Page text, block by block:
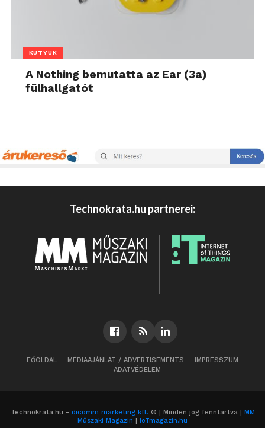
KÜTYÜK
A Nothing bemutatta az Ear (3a)
fülhallgatót
Technokrata.hu partnerei:
FŐOLDAL MÉDIAAJÁNLAT / ADVERTISEMENTS
IMPRESSZUM
ADATVÉDELEM
Technokrata.hu - dicomm marketing kft. © | Minden jog fenntartva |
MM
Műszaki Magazin
IoTmagazin.hu